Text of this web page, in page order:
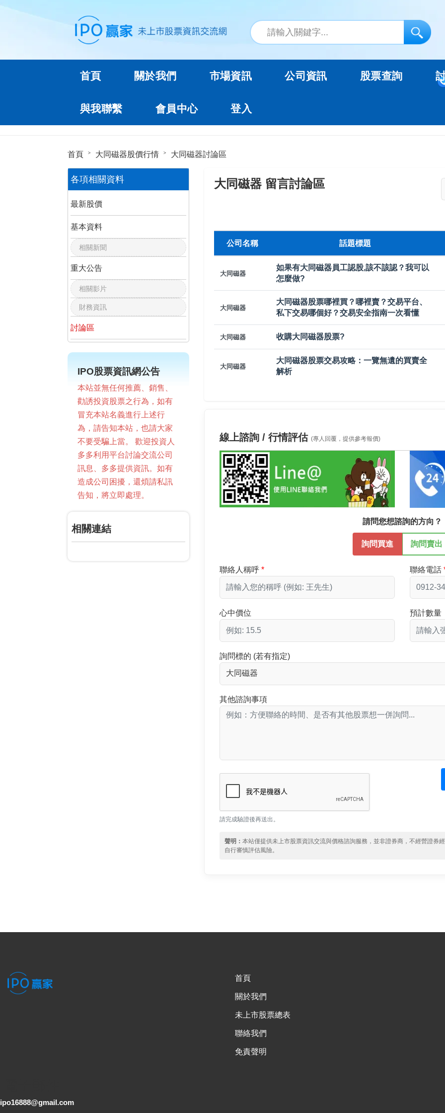
首頁 關於我們 市場資訊 公司資訊 股票查詢
與我聯繫 會員中心 登入
首頁 大同磁器股價行情 大同磁器討論區
各項相關資料
最新股價
基本資料
相關新聞
重大公告
相關影片
財務資訊
討論區
IPO股票資訊網公告
本站並無任何推薦、銷售、
勸誘投資股票之行為，如有
冒充本站名義進行上述行
為，請告知本站，也請大家
不要受騙上當。 歡迎投資人
多多利用平台討論交流公司
訊息、多多提供資訊。如有
造成公司困擾，還煩請私訊
告知，將立即處理。
相關連結
大同磁器 留言討論區
公司名稱 話題標題
大同磁器
如果有大同磁器員工認股,該不該認？我可以
怎麼做?
大同磁器
大同磁器股票哪裡買？哪裡賣？交易平台、
私下交易哪個好？交易安全指南一次看懂
大同磁器 收購大同磁器股票?
大同磁器
大同磁器股票交易攻略：一覽無遺的買賣全
解析
線上諮詢 / 行情評估(專人回覆，提供參考報價)
請問您想諮詢的方向？
詢問買進 詢問賣出
聯絡人稱呼 聯絡電話
心中價位 預計數量
詢問標的 (若有指定)
其他諮詢事項
請完成驗證後再送出。
聲明：本站僅提供未上市股票資訊交流與價格諮詢服務，並非證券商，不經營證券
自行審慎評估風險。
首頁
關於我們
未上市股票總表
聯絡我們
免責聲明
ipo16888@gmail.com